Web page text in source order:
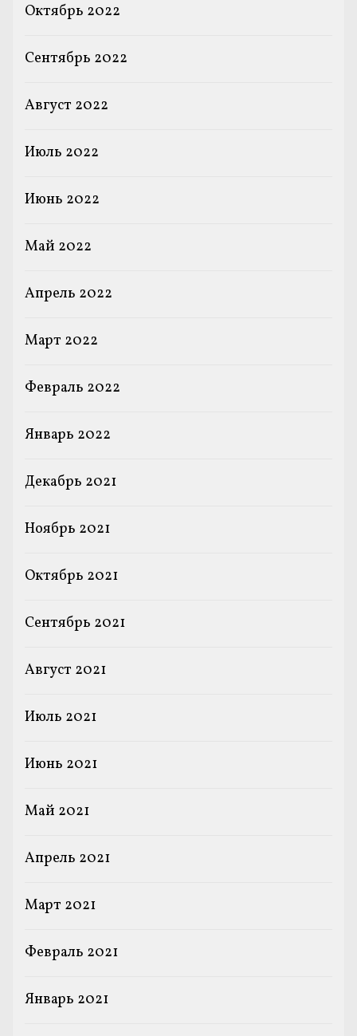
Октябрь 2022
Сентябрь 2022
Август 2022
Июль 2022
Июнь 2022
Май 2022
Апрель 2022
Март 2022
Февраль 2022
Январь 2022
Декабрь 2021
Ноябрь 2021
Октябрь 2021
Сентябрь 2021
Август 2021
Июль 2021
Июнь 2021
Май 2021
Апрель 2021
Март 2021
Февраль 2021
Январь 2021